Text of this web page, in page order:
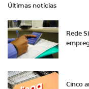
Últimas notícias
Rede
Cinco